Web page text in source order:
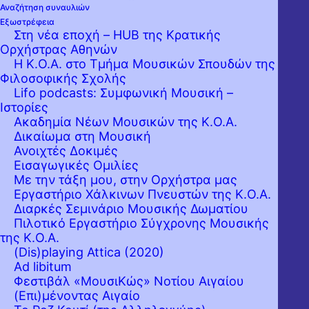
Αναζήτηση συναυλιών
Εξωστρέφεια
Στη νέα εποχή – HUB της Κρατικής
Ορχήστρας Αθηνών
Η Κ.Ο.Α. στο Τμήμα Μουσικών Σπουδών της
Φιλοσοφικής Σχολής
Lifo podcasts: Συμφωνική Μουσική –
Ιστορίες
Ακαδημία Νέων Μουσικών της Κ.Ο.Α.
Δικαίωμα στη Μουσική
Ανοιχτές Δοκιμές
Εισαγωγικές Ομιλίες
Με την τάξη μου, στην Ορχήστρα μας
Εργαστήριo Χάλκινων Πνευστών της Κ.Ο.Α.
Διαρκές Σεμινάριο Μουσικής Δωματίου
Πιλοτικό Εργαστήριο Σύγχρονης Μουσικής
της Κ.Ο.Α.
(Dis)playing Attica (2020)
Ad libitum
Φεστιβάλ «ΜουσιΚώς» Νοτίου Αιγαίου
(Επι)μένοντας Αιγαίο
Η Ματούλα Κουστένη αποκαλύπτει τις
ενδιαφέρουσες, αστείες ή και τραγικές
ιστορίες που κρύβονται πίσω από τα μεγάλα
έργα της Συμφωνικής Μουσικής τα οποία
ερμηνεύει η Κρατική Ορχήστρα Αθηνών στο
Μέγαρο Μουσικής.